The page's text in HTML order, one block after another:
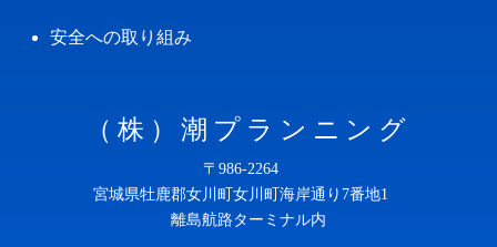
安全への取り組み
（株）潮プランニング
〒986-2264
宮城県牡鹿郡女川町女川町海岸通り7番地1
離島航路ターミナル内